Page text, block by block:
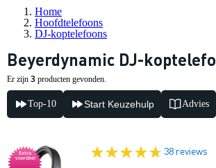
Home
Hoofdtelefoons
DJ-koptelefoons
Beyerdynamic DJ-
Er zijn 3 producten gevonden.
Top-10 Start Keuzehulp Advies
Extra
voordeel
38 reviews